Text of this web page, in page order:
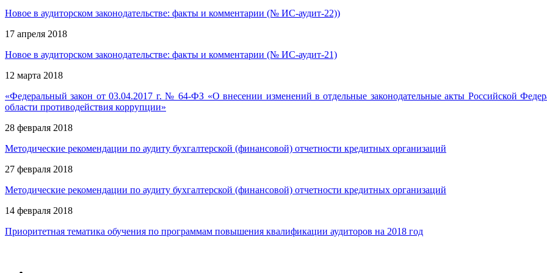
Новое в аудиторском законодательстве: факты и комментарии (№ ИС-аудит-22))
17 апреля 2018
Новое в аудиторском законодательстве: факты и комментарии (№ ИС-аудит-21)
12 марта 2018
«Федеральный закон от 03.04.2017 г. № 64-ФЗ «О внесении изменений в отдельные законодательные акты Российской
области противодействия коррупции»
28 февраля 2018
Методические рекомендации по аудиту бухгалтерской (финансовой) отчетности кредитных организаций
27 февраля 2018
Методические рекомендации по аудиту бухгалтерской (финансовой) отчетности кредитных организаций
14 февраля 2018
Приоритетная тематика обучения по программам повышения квалификации аудиторов на 2018 год